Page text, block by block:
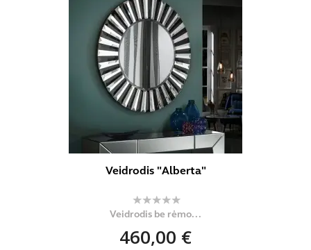
Veidrodis "Alberta"
Veidrodis be rėmo...
460,00 €